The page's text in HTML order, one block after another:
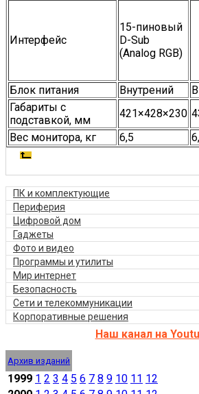
Интерфейс
15-пиновый
D-Sub
(Analog RGB)
Блок питания
Внутрений
Габариты с
подставкой, мм
421×428×230
Вес монитора, кг
6,5
ПК и комплектующие
Периферия
Цифровой дом
Гаджеты
Фото и видео
Программы и утилиты
Мир интернет
Безопасность
Сети и телекоммуникации
Корпоративные решения
Наш канал на
Архив изданий
1999 1 2 3 4 5 6 7 8 9 10 11 12